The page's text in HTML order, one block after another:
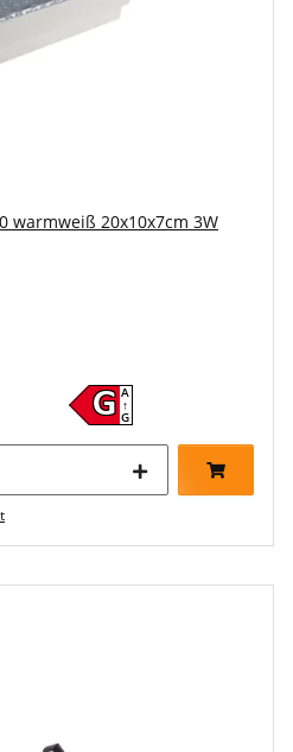
warmweiß 20x10x7cm 3W
G A
↑
G